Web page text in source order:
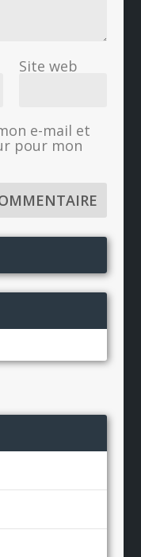
Site web
e-mail et
pour mon